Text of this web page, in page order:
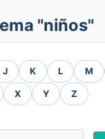
"niños"
J K L M
X Y Z